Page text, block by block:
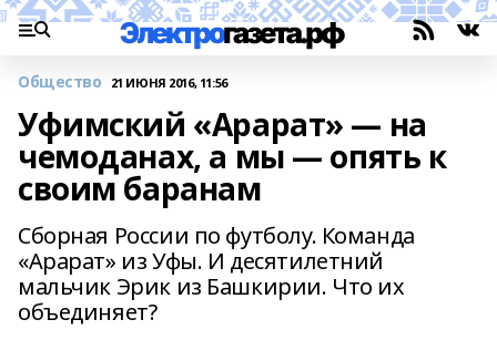
Общество 21 ИЮНЯ 2016, 11:56
Уфимский «Арарат» — на
чемоданах, а мы — опять к
своим баранам
Сборная России по футболу. Команда
«Арарат» из Уфы. И десятилетний
мальчик Эрик из Башкирии. Что их
объединяет?